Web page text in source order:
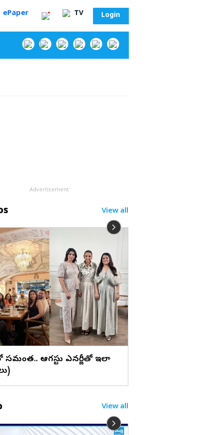
ePaper
TV Login
Advertisement
View all
సమంత.. ఆగస్టు ఎనర్జీతో ఇలా
View all